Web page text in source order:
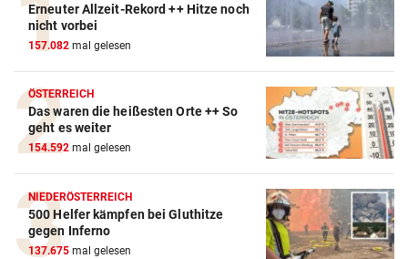
Erneuter Allzeit-Rekord ++ Hitze noch
nicht vorbei
157.082 mal gelesen
ÖSTERREICH
Das waren die heißesten Orte ++ So
geht es weiter
154.592 mal gelesen
NIEDERÖSTERREICH
500 Helfer kämpfen bei Gluthitze
gegen Inferno
137.675 mal gelesen